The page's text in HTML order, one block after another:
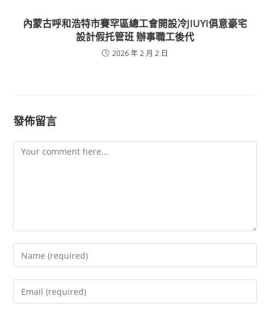
內蒙古呼和浩特市賽罕區總工會開設冷JIUYI俱意豪宅
設計假托管班 辦事職工後代
2026 年 2 月 2 日
發佈留言
Comment
Enter
your
name
Enter
your